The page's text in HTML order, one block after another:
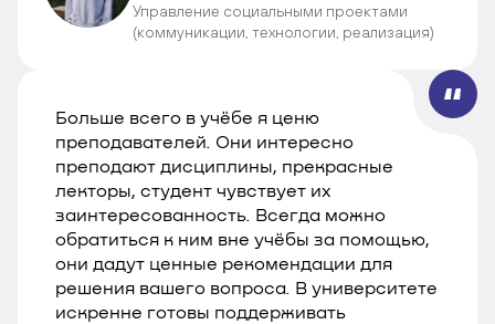
Управление социальными проектами
(коммуникации, технологии, реализация)
Больше всего в учёбе я ценю
преподавателей. Они интересно
преподают дисциплины, прекрасные
лекторы, студент чувствует их
заинтересованность. Всегда можно
обратиться к ним вне учёбы за помощью,
они дадут ценные рекомендации для
решения вашего вопроса. В университете
искренне готовы поддерживать